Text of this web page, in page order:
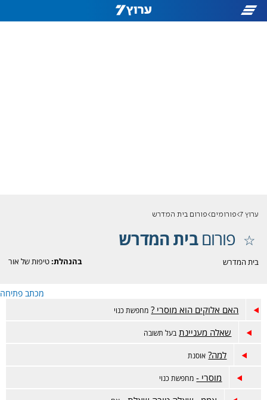
ערוץ 7 פורומים פורום בית המדרש
פורוםבית המדרש
בהנהלת:טיפות של אור בית המדרש
מכתב פתיחה
האם אלוקים הוא מוסרי ? מחפשת כנוי
שאלה מעניינת בעל תשובה
למה? אוסנת
מוסרי - מחפשת כנוי